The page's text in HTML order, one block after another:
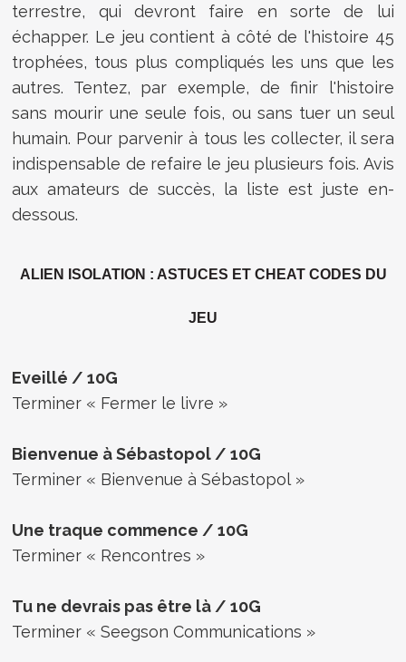
terrestre, qui devront faire en sorte de lui
échapper. Le jeu contient à côté de l'histoire 45
trophées, tous plus compliqués les uns que les
autres. Tentez, par exemple, de finir l'histoire
sans mourir une seule fois, ou sans tuer un seul
humain. Pour parvenir à tous les collecter, il sera
indispensable de refaire le jeu plusieurs fois. Avis
aux amateurs de succès, la liste est juste en-
dessous.
ALIEN ISOLATION : ASTUCES ET CHEAT CODES DU
JEU
Eveillé / 10G
Terminer « Fermer le livre »
Bienvenue à Sébastopol / 10G
Terminer « Bienvenue à Sébastopol »
Une traque commence / 10G
Terminer « Rencontres »
Tu ne devrais pas être là / 10G
Terminer « Seegson Communications »